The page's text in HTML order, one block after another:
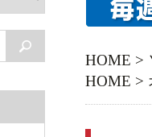
HOME >
HOME >